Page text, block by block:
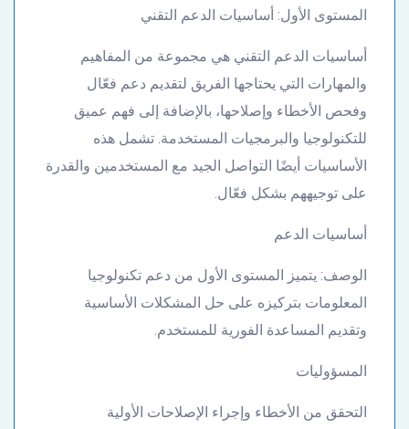
المستوى الأول: أساسيات الدعم التقني
أساسيات الدعم التقني هي مجموعة من المفاهيم
والمهارات التي يحتاجها الفريق لتقديم دعم فعّال
وفحص الأخطاء وإصلاحها، بالإضافة إلى فهم عميق
للتكنولوجيا والبرمجيات المستخدمة. تشمل هذه
الأساسيات أيضًا التواصل الجيد مع المستخدمين والقدرة
على توجيههم بشكل فعّال.
أساسيات الدعم
الوصف: يتميز المستوى الأول من دعم تكنولوجيا
المعلومات بتركيزه على حل المشكلات الأساسية
وتقديم المساعدة الفورية للمستخدم.
المسؤوليات
التحقق من الأخطاء وإجراء الإصلاحات الأولية